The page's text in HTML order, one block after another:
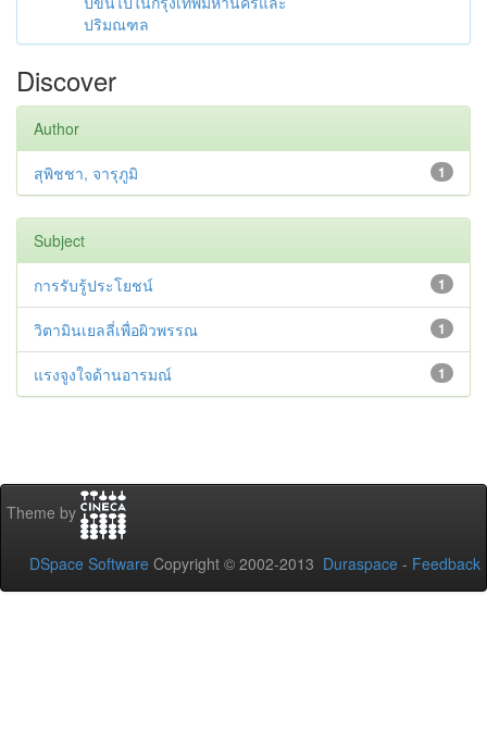
ปริมณฑล
Discover
Author
1
สุพิชชา, จารุภูมิ
Subject
1
การรับรู้ประโยชน์
1
วิตามินเยลลี่เพื่อผิวพรรณ
1
แรงจูงใจด้านอารมณ์
Theme by
DSpace Software Copyright © 2002-2013 Duraspace - Feedback